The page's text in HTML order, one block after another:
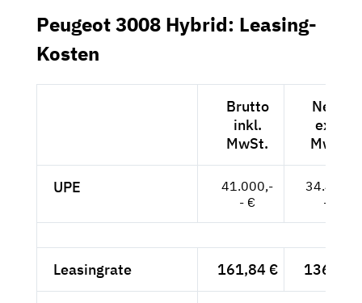
Peugeot 3008 Hybrid: Leasing-
Kosten
Brutto
inkl.
MwSt.
Netto
exkl.
MwSt.
UPE
41.000,-
- €
34.454,-
- €
Leasingrate 161,84 € 136,-- €